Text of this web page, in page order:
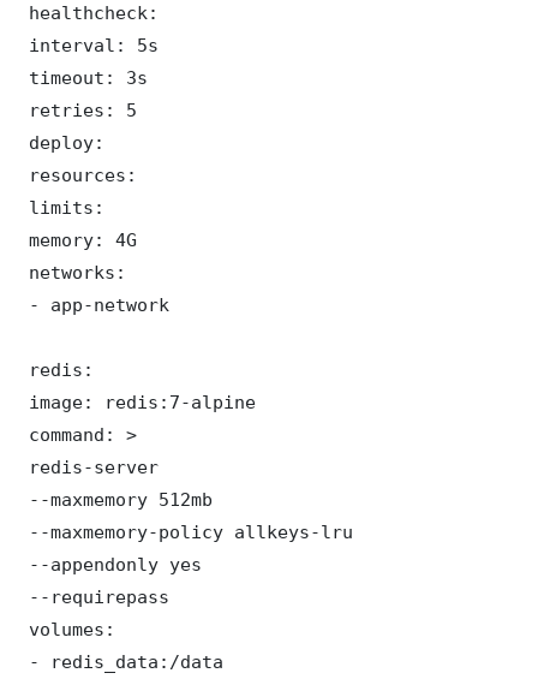
healthcheck:
interval: 5s
timeout: 3s
retries: 5
deploy:
resources:
limits:
memory: 4G
networks:
- app-network
redis:
image: redis:7-alpine
command: >
redis-server
--maxmemory 512mb
--maxmemory-policy allkeys-lru
--appendonly yes
--requirepass
volumes:
- redis_data:/data